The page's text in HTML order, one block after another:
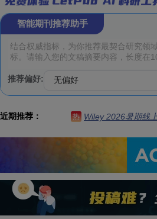
智能期刊推荐助手
推荐偏好:
近期推荐： 热 Wiley 2026暑期线